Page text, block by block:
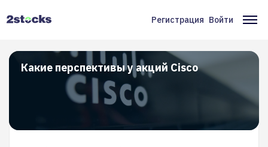
Меню
учётной
записи
пользователя
Регистрация Войти
Какие перспективы у акций Cisco